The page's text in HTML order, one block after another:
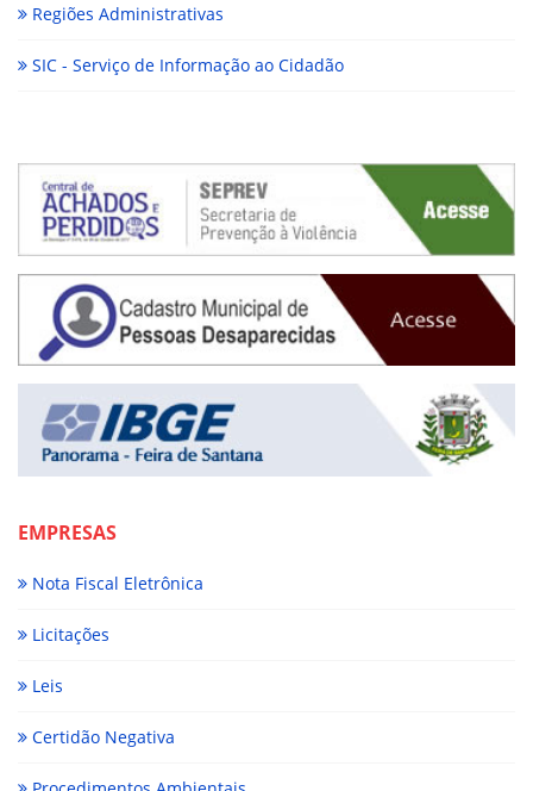
Regiões Administrativas
SIC - Serviço de Informação ao Cidadão
EMPRESAS
Nota Fiscal Eletrônica
Licitações
Leis
Certidão Negativa